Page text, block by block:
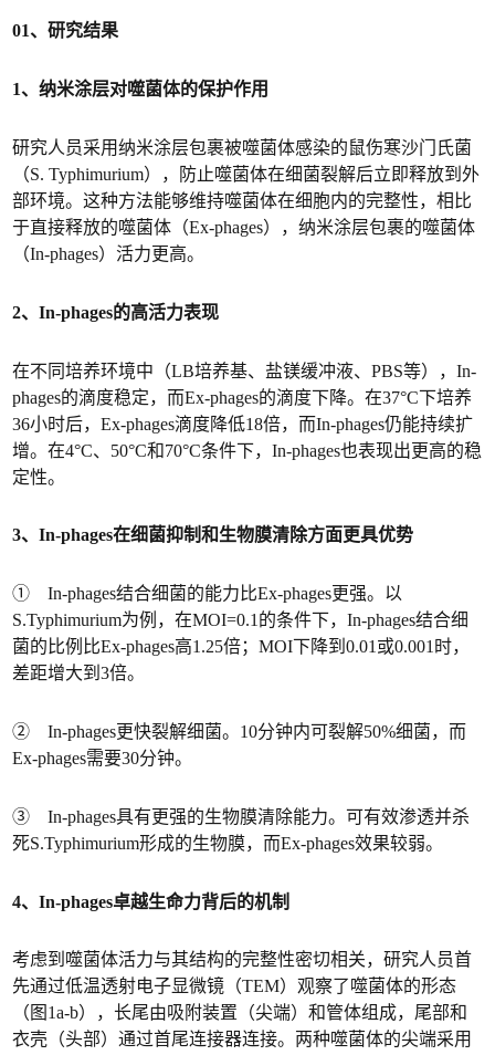
01、研究结果
1、纳米涂层对噬菌体的保护作用
研究人员采用纳米涂层包裹被噬菌体感染的鼠伤寒沙门氏菌
（S. Typhimurium），防止噬菌体在细菌裂解后立即释放到外
部环境。这种方法能够维持噬菌体在细胞内的完整性，相比
于直接释放的噬菌体（Ex-phages），纳米涂层包裹的噬菌体
（In-phages）活力更高。
2、In-phages的高活力表现
在不同培养环境中（LB培养基、盐镁缓冲液、PBS等），In-
phages的滴度稳定，而Ex-phages的滴度下降。在37°C下培养
36小时后，Ex-phages滴度降低18倍，而In-phages仍能持续扩
增。在4°C、50°C和70°C条件下，In-phages也表现出更高的稳
定性。
3、In-phages在细菌抑制和生物膜清除方面更具优势
① In-phages结合细菌的能力比Ex-phages更强。以
S.Typhimurium为例，在MOI=0.1的条件下，In-phages结合细
菌的比例比Ex-phages高1.25倍；MOI下降到0.01或0.001时，
差距增大到3倍。
② In-phages更快裂解细菌。10分钟内可裂解50%细菌，而
Ex-phages需要30分钟。
③ In-phages具有更强的生物膜清除能力。可有效渗透并杀
死S.Typhimurium形成的生物膜，而Ex-phages效果较弱。
4、In-phages卓越生命力背后的机制
考虑到噬菌体活力与其结构的完整性密切相关，研究人员首
先通过低温透射电子显微镜（TEM）观察了噬菌体的形态
（图1a-b），长尾由吸附装置（尖端）和管体组成，尾部和
衣壳（头部）通过首尾连接器连接。两种噬菌体的尖端采用